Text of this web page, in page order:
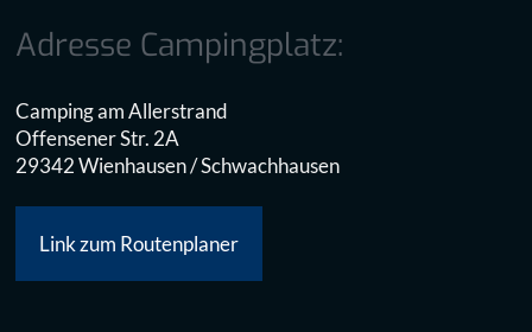
Adresse Campingplatz:
Camping am Allerstrand
Offensener Str. 2A
29342 Wienhausen / Schwachhausen
Link zum Routenplaner